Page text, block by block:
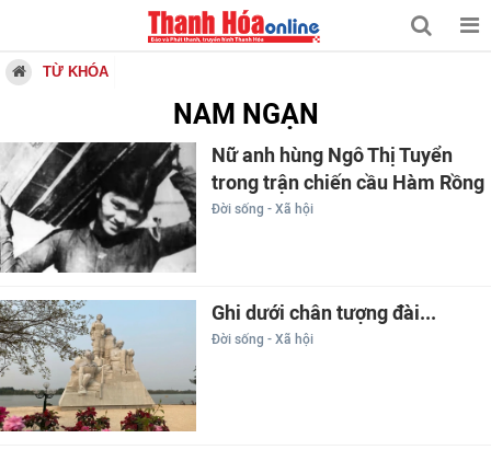
TỪ KHÓA
NAM NGẠN
Nữ anh hùng Ngô Thị Tuyển
trong trận chiến cầu Hàm Rồng
Đời sống - Xã hội
Ghi dưới chân tượng đài...
Đời sống - Xã hội